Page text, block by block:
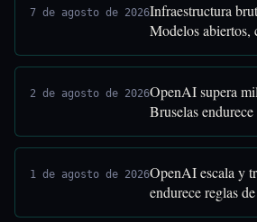
7 de agosto de 2026Infraestructura
Modelos abiertos,
2 de agosto de 2026OpenAI supera
Bruselas
1 de agosto de 2026OpenAI escala y
endurece reglas